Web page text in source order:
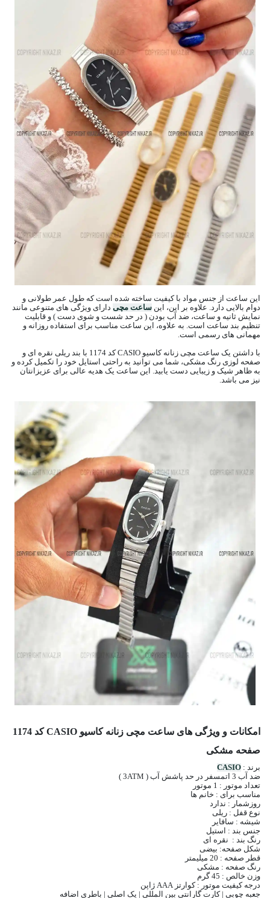
این ساعت از جنس مواد با کیفیت ساخته شده است که طول عمر طولانی و
دوام بالایی دارد. علاوه بر این، این ساعت مچیدارای ویژگی های متنوعی مانند
نمایش ثانیه و ساعت، ضد آب بودن ( در حد شست و شوی دست ) و قابلیت
تنظیم بند ساعت است. به علاوه، این ساعت مناسب برای استفاده روزانه و
مهمانی های رسمی است.
با داشتن یک ساعت مچی زنانه کاسیو CASIO کد 1174 با بند ریلی نقره ای و
صفحه لوزی رنگ مشکی، شما می توانید به راحتی استایل خود را تکمیل کرده و
به ظاهر شیک و زیبایی دست یابید. این ساعت یک هدیه عالی برای عزیزانتان
نیز می باشد.
امکانات و ویژگی های ساعت مچی زنانه کاسیو CASIO کد 1174
صفحه مشکی
برند : CASIO
ضد آب 3 اتمسفر در حد پاشش آب ( 3ATM )
تعداد موتور : 1 موتور
مناسب برای : خانم ها
روزشمار : ندارد
نوع قفل : ریلی
شیشه : سافایر
جنس بند : استیل
رنگ بند : نقره ای
شکل صفحه: بیضی
قطر صفحه : 20 میلیمتر
رنگ صفحه : مشکی
وزن خالص : 45 گرم
درجه کیفیت موتور : کوارتز AAA ژاپن
جعبه چوبی | کارت گارانتی بین المللی | پک اصلی | باطری اضافه